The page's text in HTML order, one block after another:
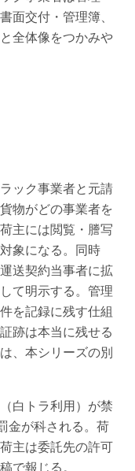
面交付・管理簿、
全体像をつかみや
ック事業者と元請
物がどの事業者を
主には閲覧・謄写
象になる。同時
送契約当事者に拡
て明示する。管理
を記録に残す仕組
跡は本当に残せる
、本シリーズの別
白トラ利用）が禁
金が科される。荷
主は委託先の許可
で報じる。